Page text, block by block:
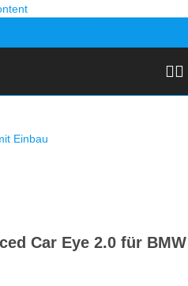
Car Eye 2.0 für BMW